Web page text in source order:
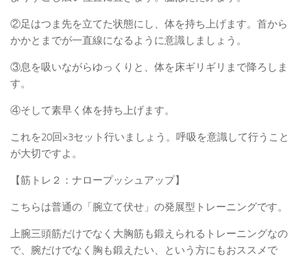
②足はつま先を立てた状態にし、体を持ち上げます。首から
かかとまでが一直線になるように意識しましょう。
③息を吸いながらゆっくりと、体を床ギリギリまで降ろしま
す。
④そして素早く体を持ち上げます。
これを20回×3セット行いましょう。呼吸を意識して行うこと
が大切ですよ。
【筋トレ２：ナロープッシュアップ】
こちらは普通の「腕立て伏せ」の発展型トレーニングです。
上腕三頭筋だけでなく大胸筋も鍛えられるトレーニングなの
で、腕だけでなく胸も鍛えたい、という方にもおススメで